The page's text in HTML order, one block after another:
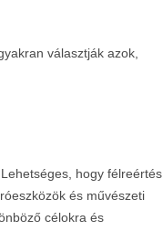
választják azok,
hogy félreértés
és művészeti
célokra és